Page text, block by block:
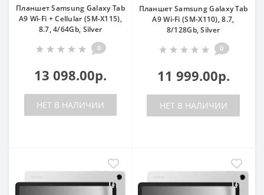
Планшет Samsung Galaxy Tab
A9 Wi-Fi + Cellular (SM-X115),
8.7, 4/64Gb, Silver
0
13 098.00р.
НЕТ В НАЛИЧИИ
Планшет Samsung Galaxy Tab
A9 Wi-Fi (SM-X110), 8.7,
8/128Gb, Silver
0
11 999.00р.
НЕТ В НАЛИЧИИ